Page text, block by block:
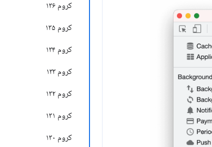
کروم ۱۳۶
کروم ۱۳۵
کروم ۱۳۴
کروم ۱۳۳
کروم ۱۳۲
کروم ۱۳۱
کروم ۱۳۰